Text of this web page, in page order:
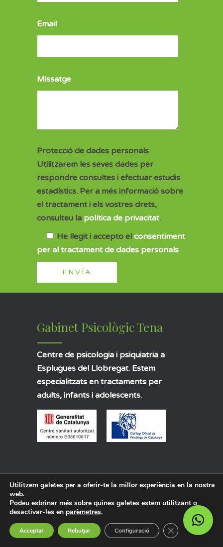
Email
Missatge
Protecció de dades personals
Utilitzarem les seves dades per
respondre consultes i efectuar estudis
estadístics. Per a més informació sobre
el tractament i els vostres drets,
consulteu la política de privacitat.
He llegit i accepto el consentiment
per al tractament de dades personals
Gabinet Psicològic Tena
Centre de psicologia i psiquiatria a
Esplugues del Llobregat. Estem
especialitzats en tractaments per
adults, infants i adolescents.
Català Español
Serveis
Utilitzem galetes per a oferir-te la millor experiència en la nostra
web.
Podeu esbrinar més sobre quines galetes estem utilitzant o
desactivar-les en parèmetres.
Acceptar Rebutjar Configuració Tanca el bàner